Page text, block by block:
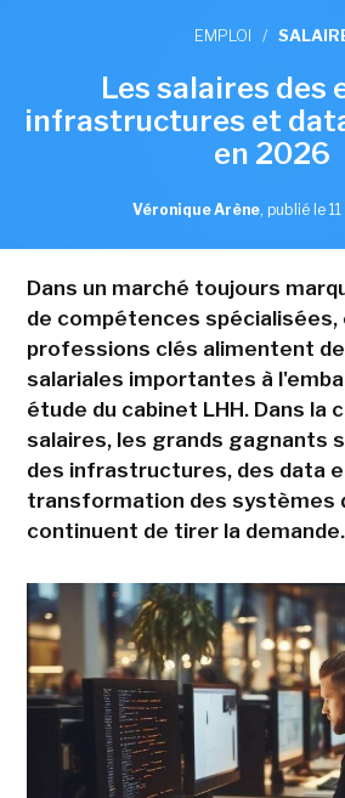
EMPLOI /
Les salaires des
infrastructures et
en 2026
Véronique Arène, publié le
Dans un marché toujours
de compétences spécialisées,
professions clés alimentent
salariales importantes à
étude du cabinet LHH. Dans la
salaires, les grands gagnants
des infrastructures, des data
transformation des systèmes
continuent de tirer la demande.